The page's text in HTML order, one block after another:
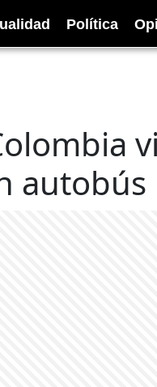
Política